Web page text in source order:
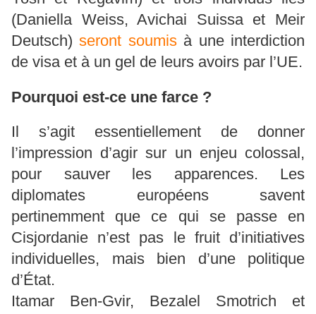
(Daniella Weiss, Avichai Suissa et Meir
Deutsch)seront soumisà une interdiction
de visa et à un gel de leurs avoirs par l’UE.
Pourquoi est-ce une farce ?
Il s’agit essentiellement de donner
l’impression d’agir sur un enjeu colossal,
pour sauver les apparences. Les
diplomates européens savent
pertinemment que ce qui se passe en
Cisjordanie n’est pas le fruit d’initiatives
individuelles, mais bien d’une politique
d’État.
Itamar Ben-Gvir, Bezalel Smotrich et